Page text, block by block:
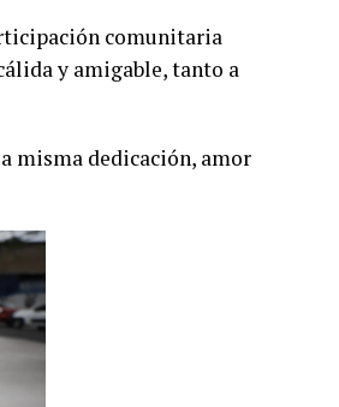
comunitaria
y amigable, tanto a
misma dedicación, amor